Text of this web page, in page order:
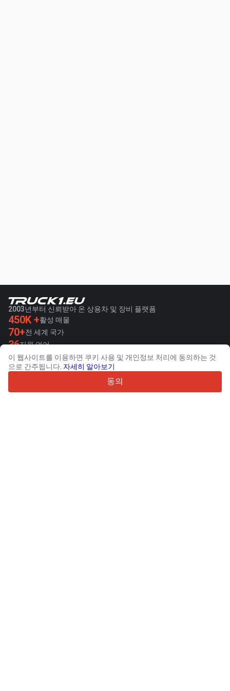
2003년부터 신뢰받아 온 상용차 및 장비 플랫폼
450K +활성 매물
70+전 세계 국가
36지원 언어
4.7/5
Trustpilot
이 웹사이트를 이용하면 쿠키 사용 및 개인정보 처리에 동의하는 것
으로 간주됩니다. 자세히 알아보기
동의